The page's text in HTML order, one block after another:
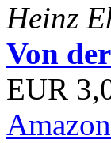
Heinz
Von
EUR
Amazon